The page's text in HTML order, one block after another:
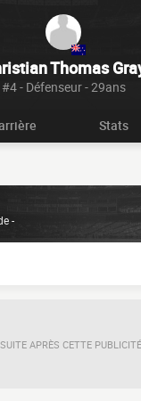
Thomas
#4 - Défenseur - 29ans
Stats
-
APRÈS CETTE PUBLICITÉ